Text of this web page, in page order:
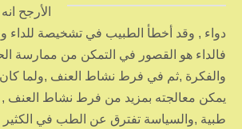
الأرجح
دواء , وقد أخطأ الطبيب في تشخيصة للداء
فالداء هو القصور في التمكن من ممارسة
والفكرة ,ثم في فرط نشاط العنف ,ولما كان
يمكن معالجته بمزيد من فرط نشاط العنف
طبية ,والسياسة تفترق عن الطب في